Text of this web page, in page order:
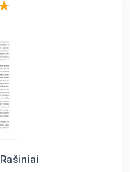
Rašiniai